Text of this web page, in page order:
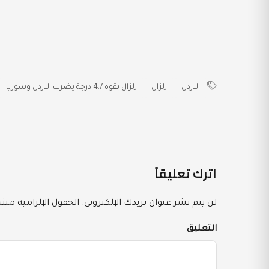
الاردن زلزال زلزال بقوه 4.7 درجة يضرب الاردن وسوريا
اترك تعليقاً
لن يتم نشر عنوان بريدك الإلكتروني. الحقول الإلزامية
التعليق